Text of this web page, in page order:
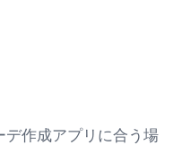
作成アプリに合う場